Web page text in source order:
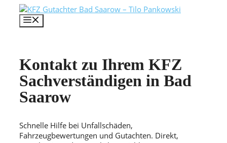
springen
Kontakt zu Ihrem KFZ
Sachverständigen in Bad
Saarow
Schnelle Hilfe bei Unfallschäden,
Fahrzeugbewertungen und Gutachten. Direkt,